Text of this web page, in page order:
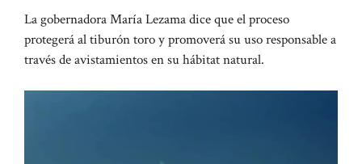
La gobernadora María Lezama dice que el proceso
protegerá al tiburón toro y promoverá su uso responsable a
través de avistamientos en su hábitat natural.